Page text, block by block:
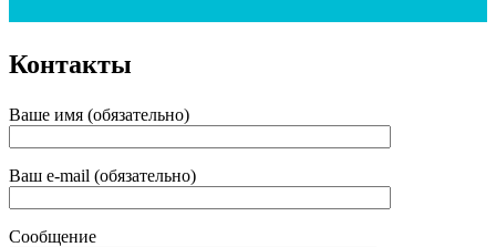
for
Контакты
Ваше имя (обязательно)
Ваш e-mail (обязательно)
Сообщение